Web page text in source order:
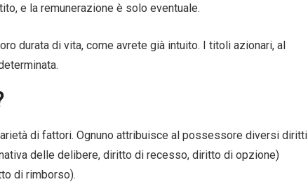
e la remunerazione è solo eventuale.
durata di vita, come avrete già intuito. I titoli azionari, al
di fattori. Ognuno attribuisce al possessore diversi diritti
delle delibere, diritto di recesso, diritto di opzione)
di rimborso).